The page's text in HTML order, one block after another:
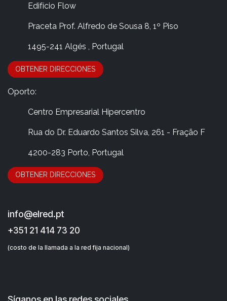
Edifício Flow
​Praceta Prof. Alfredo de Sousa 8, 1º Piso
​ 1495-241 Algés , Portugal
OBTENER DIRECCIONES
Oporto:
​Centro Empresarial Hipercentro
​Rua do Dr. Eduardo Santos Silva, 261 - Fração F
​4200-283 Porto, Portugal
OBTENER DIRECCIONES
info@elred.pt
+351 21 414 73 20
(costo de la llamada a la red fija nacional)